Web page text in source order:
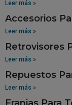
Leer más »
Accesorios
Leer más »
Retrovisores
Leer más »
Repuestos
Leer más »